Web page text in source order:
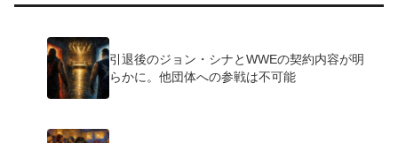
引退後のジョン・シナとWWEの契約内容が明
らかに。他団体への参戦は不可能